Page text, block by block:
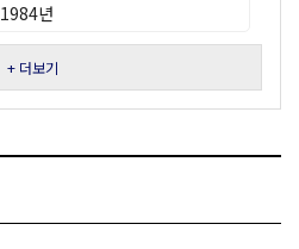
1984년
+ 더보기